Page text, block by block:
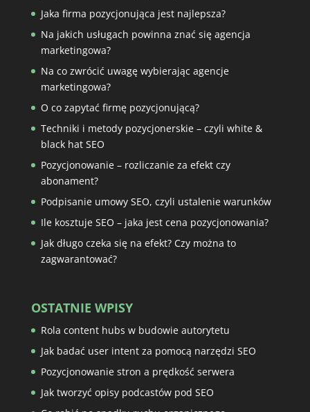
Jaka firma pozycjonująca jest najlepsza?
Na jakich usługach powinna znać się agencja
marketingowa?
Na co zwrócić uwagę wybierając agencje
marketingowa?
O co zapytać firmę pozycjonującą?
Techniki i metody pozycjonerskie – czyli white &
black hat SEO
Pozycjonowanie – rozliczanie za efekt czy
abonament?
Podpisanie umowy SEO, czyli ustalenie warunków
Ile kosztuje SEO – jaka jest cena pozycjonowania?
Jak długo czeka się na efekt? Czy można to
zagwarantować?
OSTATNIE WPISY
Rola content hubs w budowie autorytetu
Jak badać user intent za pomocą narzędzi SEO
Pozycjonowanie stron a prędkość serwera
Jak tworzyć opisy podcastów pod SEO